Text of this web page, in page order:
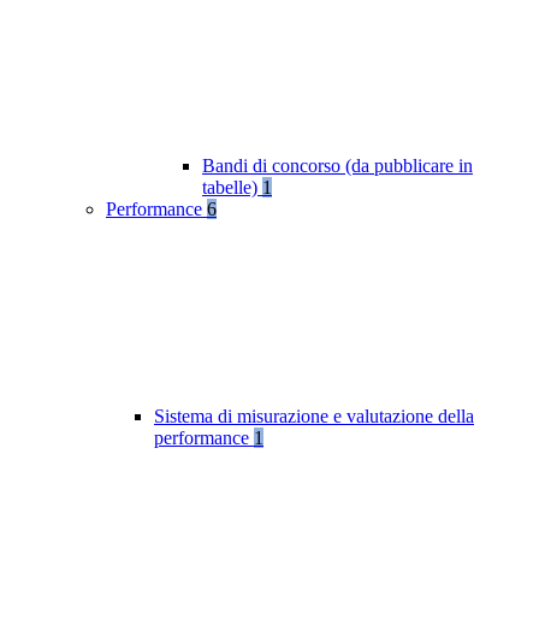
Bandi di concorso (da pubblicare in
tabelle) 1
Performance 6
Sistema di misurazione e valutazione della
performance 1